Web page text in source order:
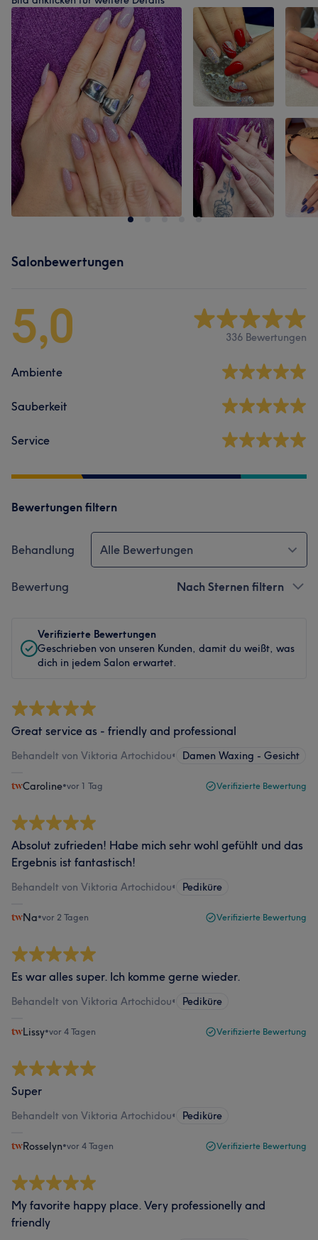
Salonbewertungen
5,0 336 Bewertungen
Ambiente
Sauberkeit
Service
Bewertungen filtern
Behandlung Alle Bewertungen
Bewertung Nach Sternen filtern
Verifizierte Bewertungen
Geschrieben von unseren Kunden, damit du weißt, was
dich in jedem Salon erwartet.
Great service as - friendly and professional
Behandelt von Viktoria Artochidou• Damen Waxing - Gesicht
Caroline•vor 1 Tag Verifizierte Bewertung
Absolut zufrieden! Habe mich sehr wohl gefühlt und das
Ergebnis ist fantastisch!
Behandelt von Viktoria Artochidou• Pediküre
Na•vor 2 Tagen Verifizierte Bewertung
Es war alles super. Ich komme gerne wieder.
Behandelt von Viktoria Artochidou• Pediküre
Lissy•vor 4 Tagen Verifizierte Bewertung
Super
Behandelt von Viktoria Artochidou• Pediküre
Rosselyn•vor 4 Tagen Verifizierte Bewertung
My favorite happy place. Very professionelly and
friendly